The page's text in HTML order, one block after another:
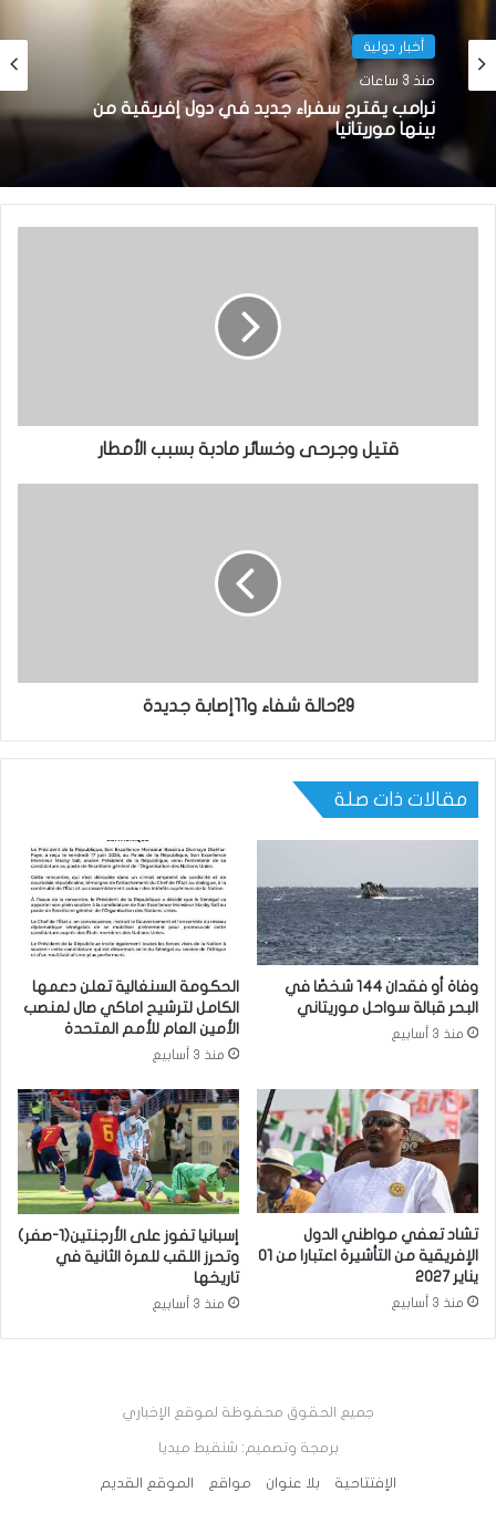
أخبار دولية
منذ 3 ساعات
ترامب يقترح سفراء جديد في دول إفريقية من
بينها موريتانيا
قتيل وجرحى وخسائر مادبة بسبب الأمطار
29حالة شفاء و11إصابة جديدة
مقالات ذات صلة
وفاة أو فقدان 144 شخصًا في
البحر قبالة سواحل موريتاني
منذ 3 أسابيع
الحكومة السنغالية تعلن دعمها
الكامل لترشيح اماكي صال لمنصب
الأمين العام للأمم المتحدة
منذ 3 أسابيع
تشاد تعفي مواطني الدول
الإفريقية من التأشيرة اعتبارا من 01
يناير 2027
منذ 3 أسابيع
إسبانيا تفوز على الأرجنتين(1-صفر)
وتحرز اللقب للمرة الثانية في
تاريخها
منذ 3 أسابيع
جميع الحقوق محفوظة لموقع الإخباري
برمجة وتصميم: شنقيط ميديا
الإفتتاحية بلا عنوان مواقع الموقع القديم